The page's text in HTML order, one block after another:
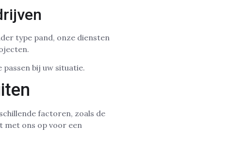
type pand, onze diensten
passen bij uw situatie.
factoren, zoals de
met ons op voor een